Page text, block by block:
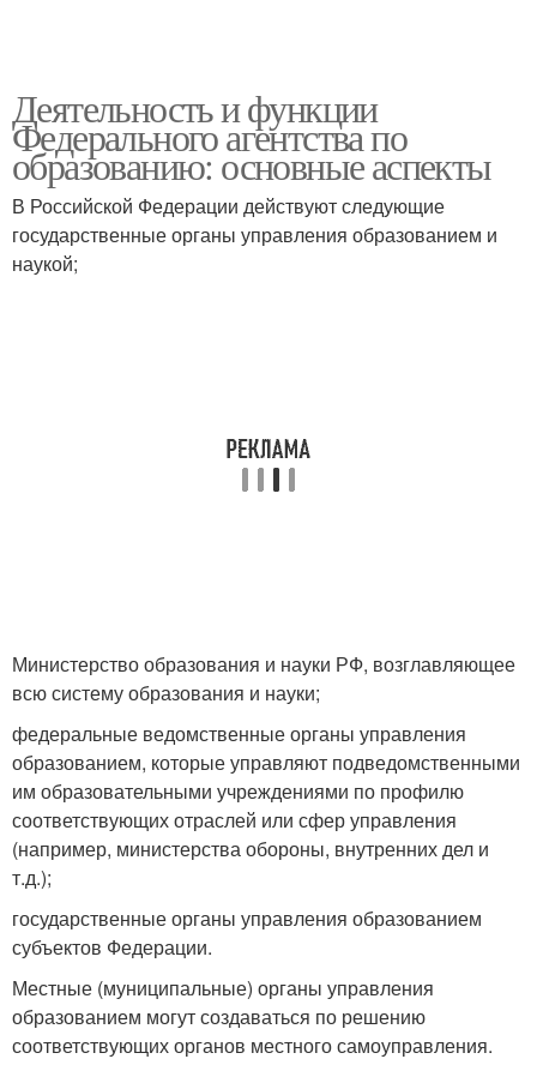
Деятельность и функции
Федерального агентства по
образованию: основные аспекты
В Российской Федерации действуют следующие
государственные органы управления образованием и
наукой;
Министерство образования и науки РФ, возглавляющее
всю систему образования и науки;
федеральные ведомственные органы управления
образованием, которые управляют подведомственными
им образовательными учреждениями по профилю
соответствующих отраслей или сфер управления
(например, министерства обороны, внутренних дел и
т.д.);
государственные органы управления образованием
субъектов Федерации.
Местные (муниципальные) органы управления
образованием могут создаваться по решению
соответствующих органов местного самоуправления.